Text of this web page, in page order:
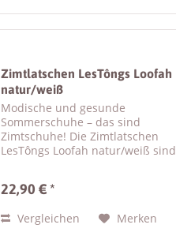
Zimtlatschen LesTôngs Loofah
natur/weiß
Modische und gesunde
Sommerschuhe – das sind
Zimtschuhe! Die Zimtlatschen
LesTôngs Loofah natur/weiß sind
eine lange Tradition haben. Kein
mit dem...
22,90 € *
Vergleichen Merken